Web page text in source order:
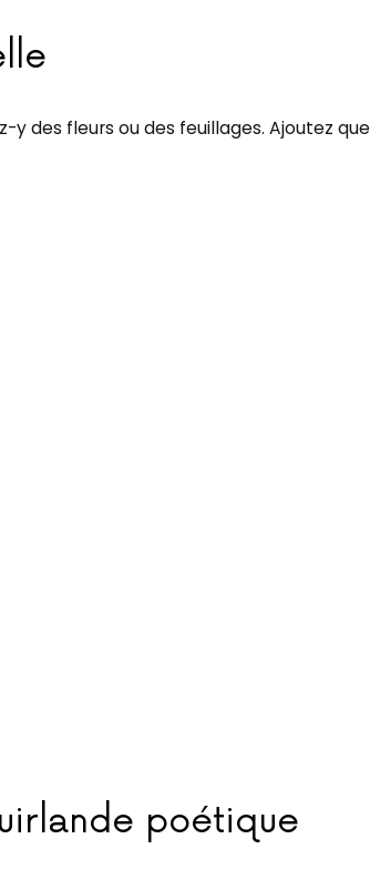
des fleurs ou des feuillages. Ajoutez
poétique